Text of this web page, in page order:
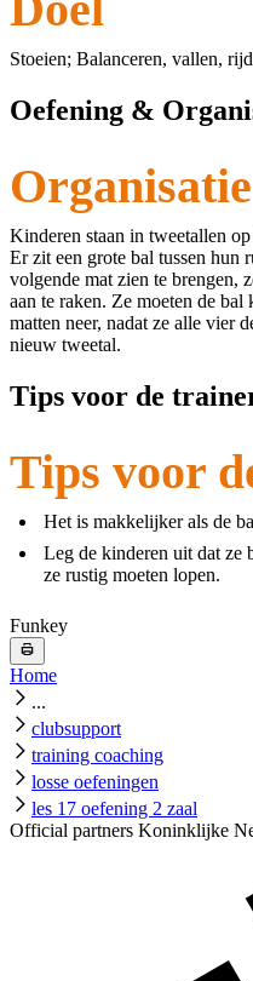
Stoeien; Balanceren, vallen,
Oefening &
Organisatie
Kinderen staan in tweetallen
Er zit een grote bal tussen hun
volgende mat zien te brengen,
aan te raken. Ze moeten de
matten neer, nadat ze alle vier
nieuw tweetal.
Tips voor de
Tips voor
Het is makkelijker als de
Leg de kinderen uit dat ze
ze rustig moeten lopen.
Funkey
Home
...
clubsupport
training coaching
losse oefeningen
les 17 oefening 2 zaal
Official partners Koninklijke